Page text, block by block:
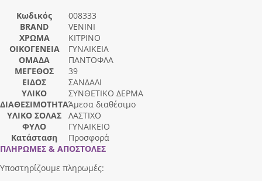
Κωδικός
008333
BRAND
VENINI
ΧΡΩΜΑ
ΚΙΤΡΙΝΟ
ΟΙΚΟΓΕΝΕΙΑ
ΓΥΝΑΙΚΕΙΑ
ΟΜΑΔΑ
ΠΑΝΤΟΦΛΑ
ΜΕΓΕΘΟΣ
39
ΕΙΔΟΣ
ΣΑΝΔΑΛΙ
ΥΛΙΚΟ
ΣΥΝΘΕΤΙΚΟ ΔΕΡΜΑ
ΔΙΑΘΕΣΙΜΟΤΗΤΑΆμεσα διαθέσιμο
ΥΛΙΚΟ ΣΟΛΑΣ
ΛΑΣΤΙΧΟ
ΦΥΛΟ
ΓΥΝΑΙΚΕΙΟ
Κατάσταση
Προσφορά
ΠΛΗΡΩΜΕΣ & ΑΠΟΣΤΟΛΕΣ
Υποστηρίζουμε πληρωμές: